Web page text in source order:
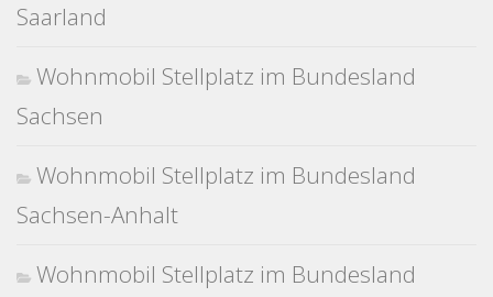
Saarland
Wohnmobil Stellplatz im Bundesland
Sachsen
Wohnmobil Stellplatz im Bundesland
Sachsen-Anhalt
Wohnmobil Stellplatz im Bundesland